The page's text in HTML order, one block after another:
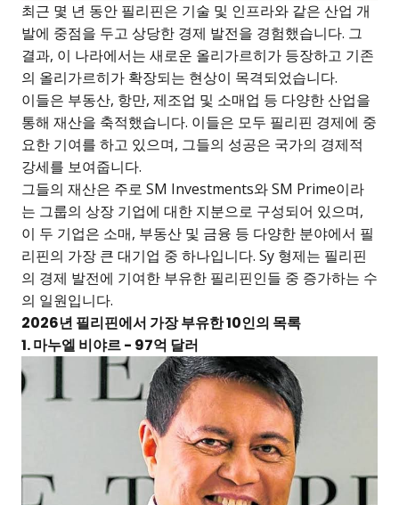
최근 몇 년 동안 필리핀은 기술 및 인프라와 같은 산업 개
발에 중점을 두고 상당한 경제 발전을 경험했습니다. 그
결과, 이 나라에서는 새로운 올리가르히가 등장하고 기존
의 올리가르히가 확장되는 현상이 목격되었습니다.
이들은 부동산, 항만, 제조업 및 소매업 등 다양한 산업을
통해 재산을 축적했습니다. 이들은 모두 필리핀 경제에 중
요한 기여를 하고 있으며, 그들의 성공은 국가의 경제적
강세를 보여줍니다.
그들의 재산은 주로 SM Investments와 SM Prime이라
는 그룹의 상장 기업에 대한 지분으로 구성되어 있으며,
이 두 기업은 소매, 부동산 및 금융 등 다양한 분야에서 필
리핀의 가장 큰 대기업 중 하나입니다. Sy 형제는 필리핀
의 경제 발전에 기여한 부유한 필리핀인들 중 증가하는 수
의 일원입니다.
2026년 필리핀에서 가장 부유한 10인의 목록
1. 마누엘 비야르 - 97억 달러